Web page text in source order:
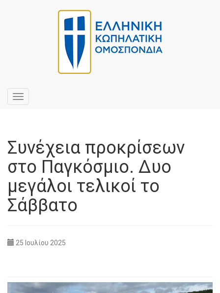
Toggle
navigation
Συνέχεια προκρίσεων
στο Παγκόσμιο. Δυο
μεγάλοι τελικοί το
Σάββατο
25 Ιουλίου 2025